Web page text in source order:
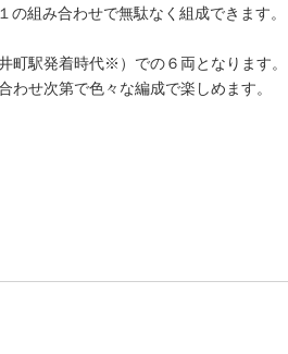
組み合わせで無駄なく組成できます。
町駅発着時代※）での６両となります。
せ次第で色々な編成で楽しめます。